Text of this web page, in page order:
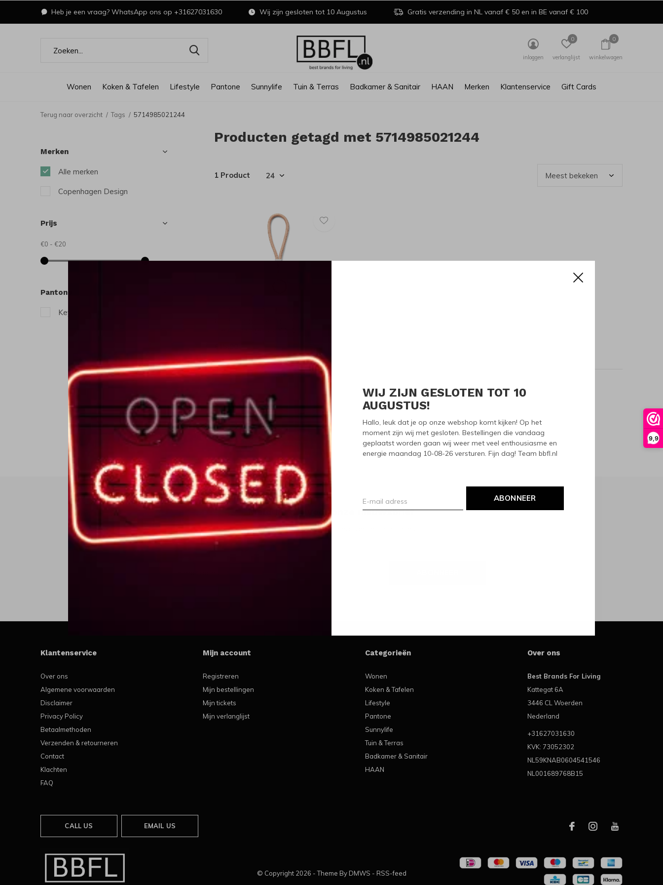
9,9
WIJ ZIJN GESLOTEN TOT 10
AUGUSTUS!
Hallo, leuk dat je op onze webshop komt kijken! Op het
moment zijn wij met gesloten. Bestellingen die vandaag
geplaatst worden gaan wij weer met veel enthousiasme en
energie maandag 10-08-26 versturen. Fijn dag! Team bbfl.nl
ABONNEER
Wonen Koken & Tafelen Lifestyle Pantone Sunnylife Tuin & Terras Badkamer & Sanitair HAAN Merken Klantenservice Gift Cards
inloggen verlanglijst
0
winkelwagen
0
Heb je een vraag? WhatsApp ons op +31627031630 Wij zijn gesloten tot 10 Augustus Gratis verzending in NL vanaf € 50 en in BE vanaf € 100
Terug naar overzicht Tags 5714985021244
Producten getagd met 5714985021244
1 Product
Seen 1 of the 1 products
Merken
Alle merken
Copenhagen Design
Prijs
€0 - €20
Pantone
Keycord klein
Meld je aan voor onze nieuwsbrief
Ontvang de nieuwste aanbiedingen en promoties
Klantenservice
Over ons
Algemene voorwaarden
Disclaimer
Privacy Policy
Betaalmethoden
Verzenden & retourneren
Contact
Klachten
FAQ
Mijn account
Registreren
Mijn bestellingen
Mijn tickets
Mijn verlanglijst
Categorieën
Wonen
Koken & Tafelen
Lifestyle
Pantone
Sunnylife
Tuin & Terras
Badkamer & Sanitair
HAAN
Over ons
Best Brands For Living
Kattegat 6A
3446 CL Woerden
Nederland
+31627031630
KVK: 73052302
NL59KNAB0604541546
NL001689768B15
CALL US EMAIL US
© Copyright 2026 - Theme By DMWS - RSS-feed